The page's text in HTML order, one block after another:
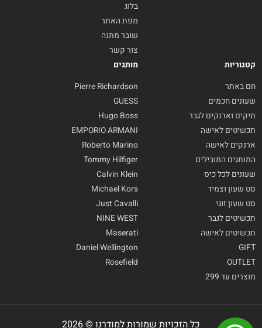
בלוג
מפת האתר
שובר מתנה
צור קשר
קטגוריות
חם באתר
שעונים חכמים
תיקים וארנקים לגבר
תכשיטים לאישה
ארנקים לאישה
המותגים המובילים
שעונים לכל כיס
סט שעון וצמיד
סט שעון זוגי
תכשיטים לגבר
תכשיטים לאישה
GIFT
OUTLET
מוצרים עד 299
מותגים
Pierre Richardson
GUESS
Hugo Boss
EMPORIO ARMANI
Roberto Marino
Tommy Hilfiger
Calvin Klein
Michael Kors
Just Cavalli
NINE WEST
Maserati
Daniel Wellington
Rosefield
כל הזכויות שמורות למודרנו © 2026